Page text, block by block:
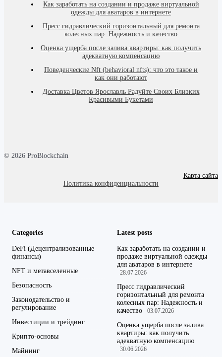
Как заработать на создании и продаже виртуальной
одежды для аватаров в интернете
Пресс гидравлический горизонтальный для ремонта
колесных пар: Надежность и качество
Оценка ущерба после залива квартиры: как получить
адекватную компенсацию
Поведенческие Nft (behavioral nfts): что это такое и
как они работают
Доставка Цветов Ярославль Радуйте Своих Близких
Красивыми Букетами
© 2026 ProBlockchain
Карта сайта
Политика конфиденциальности
Categories
DeFi (Децентрализованные
финансы)
NFT и метавселенные
Безопасность
Законодательство и
регулирование
Инвестиции и трейдинг
Крипто-основы
Майнинг
Latest posts
Как заработать на создании и
продаже виртуальной одежды
для аватаров в интернете
28.07.2026
Пресс гидравлический
горизонтальный для ремонта
колесных пар: Надежность и
качество
03.07.2026
Оценка ущерба после залива
квартиры: как получить
адекватную компенсацию
30.06.2026